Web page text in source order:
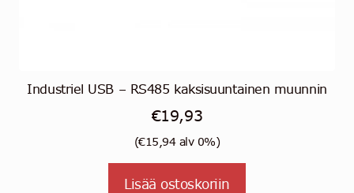
Industriel USB – RS485 kaksisuuntainen muunnin
€19,93
(€15,94alv 0%)
Lisää ostoskoriin